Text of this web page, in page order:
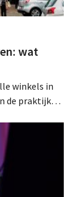
wat
winkels in
de praktijk
gelijk